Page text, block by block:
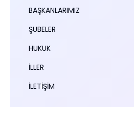
BAŞKANLARIMIZ
ŞUBELER
HUKUK
İLLER
İLETİŞİM